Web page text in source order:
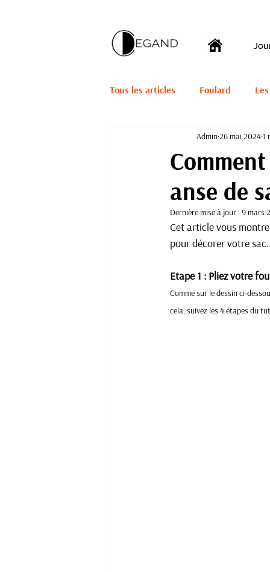
Tous les articles Foulard
Jazz
anse de
Admin 26 mai 20241
Dernière mise à jour :9 mars
Cet article vous
pour décorer votre
Etape 1 : Pliez votre
Comme sur le dessin ci-
cela, suivez les 4 étapes du